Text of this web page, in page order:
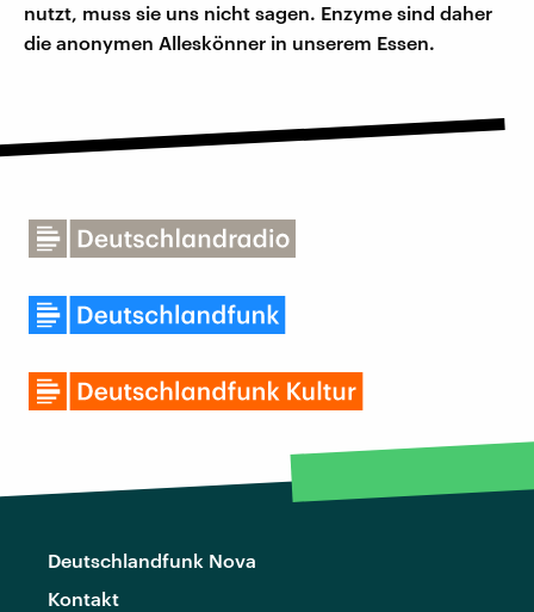
nutzt, muss sie uns nicht sagen. Enzyme sind daher
die anonymen Alleskönner in unserem Essen.
Deutschlandfunk Nova
Kontakt